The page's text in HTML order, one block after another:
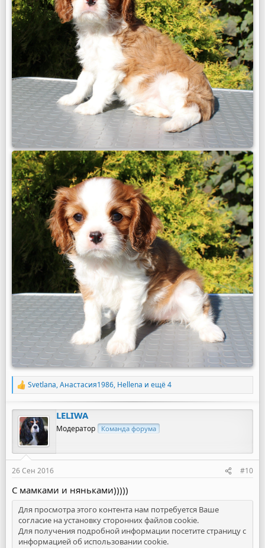
Р
а
к
ц
и
и
:
Svetlana,Анастасия1986, Hellena и ещё 4
LELIWA
Модератор Команда форума
26 Сен 2016 #10
С мамками и няньками)))))
Для просмотра этого контента нам потребуется Ваше
согласие на установку сторонних файлов cookie.
Для получения подробной информации посетите страницу с
информацией об использовании cookie.